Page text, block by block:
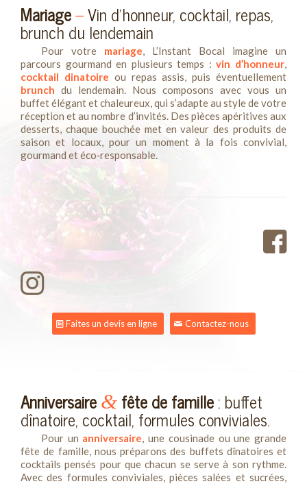
Mariage–Vin d’honneur, cocktail, repas,
brunch du lendemain
Pour votre mariage , L’Instant Bocal imagine un
parcours gourmand en plusieurs temps :vin d’honneur
cocktail dinatoire ou repas assis, puis éventuellement
brunch du lendemain. Nous composons avec vous un
buffet élégant et chaleureux, qui s’adapte au style de votre
réception et au nombre d’invités. Des pièces apéritives aux
desserts, chaque bouchée met en valeur des produits de
saison et locaux, pour un moment à la fois convivial,
gourmand et éco‑responsable.
Faites un devis en ligne Contactez-nous
Anniversaire & fête de famille: buffet
dînatoire, cocktail, formules conviviales.
Pour un anniversaire , une cousinade ou une grande
fête de famille, nous préparons des buffets dînatoires et
cocktails pensés pour que chacun se serve à son rythme.
Avec des formules conviviales, pièces salées et sucrées,